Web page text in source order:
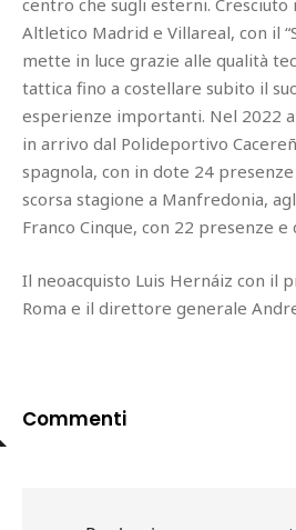
centro che sugli esterni. Cresciuto
Altletico Madrid e Villareal, con il
mette in luce grazie alle qualità
tattica fino a costellare subito il
esperienze importanti. Nel 2022
in arrivo dal Polideportivo
spagnola, con in dote 24 presenze
scorsa stagione a Manfredonia,
Franco Cinque, con 22 presenze e
Il neoacquisto Luis Hernáiz con il
Roma e il direttore generale
Commenti